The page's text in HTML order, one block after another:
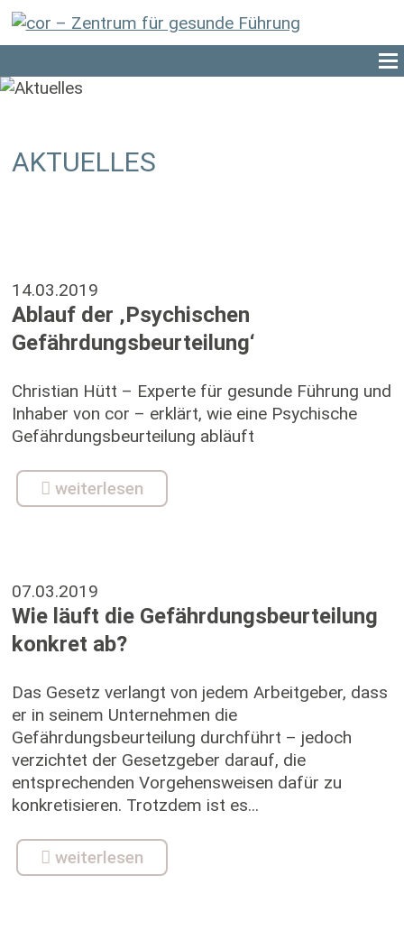
AKTUELLES
14.03.2019
Ablauf der ‚Psychischen
Gefährdungsbeurteilung‘
Christian Hütt – Experte für gesunde Führung und
Inhaber von cor – erklärt, wie eine Psychische
Gefährdungsbeurteilung abläuft
weiterlesen
07.03.2019
Wie läuft die Gefährdungsbeurteilung
konkret ab?
Das Gesetz verlangt von jedem Arbeitgeber, dass
er in seinem Unternehmen die
Gefährdungsbeurteilung durchführt – jedoch
verzichtet der Gesetzgeber darauf, die
entsprechenden Vorgehensweisen dafür zu
konkretisieren. Trotzdem ist es...
weiterlesen